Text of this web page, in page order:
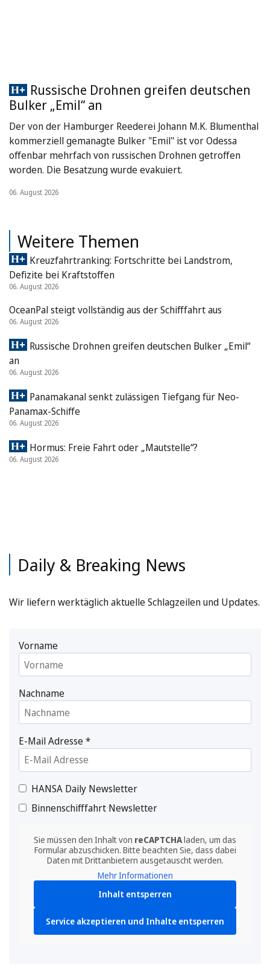
Russische Drohnen greifen deutschen
Bulker „Emil“ an
Der von der Hamburger Reederei Johann M.K. Blumenthal
kommerziell gemanagte Bulker "Emil" ist vor Odessa
offenbar mehrfach von russischen Drohnen getroffen
worden. Die Besatzung wurde evakuiert.
06. August 2026
Weitere Themen
Kreuzfahrtranking: Fortschritte bei Landstrom,
Defizite bei Kraftstoffen
06. August 2026
OceanPal steigt vollständig aus der Schifffahrt aus
06. August 2026
Russische Drohnen greifen deutschen Bulker „Emil“
an
06. August 2026
Panamakanal senkt zulässigen Tiefgang für Neo-
Panamax-Schiffe
06. August 2026
Hormus: Freie Fahrt oder „Mautstelle“?
06. August 2026
Daily & Breaking News
Wir liefern werktäglich aktuelle Schlagzeilen und Updates.
Vorname
Nachname
E-Mail Adresse*
HANSA Daily Newsletter
Binnenschifffahrt Newsletter
Sie müssen den Inhalt von reCAPTCHAladen, um das
Formular abzuschicken. Bitte beachten Sie, dass dabei
Daten mit Drittanbietern ausgetauscht werden.
Mehr Informationen
Inhalt entsperren
Service akzeptieren und Inhalte entsperren